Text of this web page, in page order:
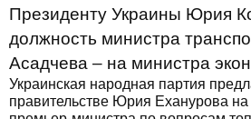
Президенту Украины Юрия
должность министра
Асадчева – на министра
Украинская народная партия
правительстве Юрия Еханурова